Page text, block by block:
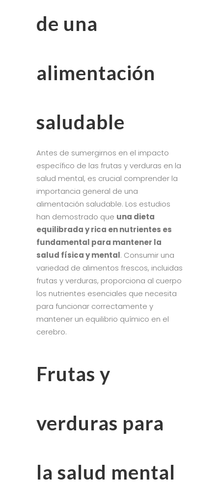
de una
alimentación
saludable
Antes de sumergirnos en el impacto
específico de las frutas y verduras en la
salud mental, es crucial comprender la
importancia general de una
alimentación saludable. Los estudios
han demostrado que una dieta
equilibrada y rica en nutrientes es
fundamental para mantener la
salud física y mental. Consumir una
variedad de alimentos frescos, incluidas
frutas y verduras, proporciona al cuerpo
los nutrientes esenciales que necesita
para funcionar correctamente y
mantener un equilibrio químico en el
cerebro.
Frutas y
verduras para
la salud mental